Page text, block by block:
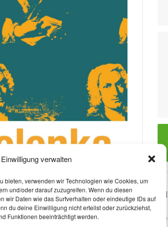
Einwilligung verwalten
bieten, verwenden wir Technologien wie Cookies, um
und/oder darauf zuzugreifen. Wenn du diesen
wir Daten wie das Surfverhalten oder eindeutige IDs auf
du deine Einwilligung nicht erteilst oder zurückziehst,
Funktionen beeinträchtigt werden.